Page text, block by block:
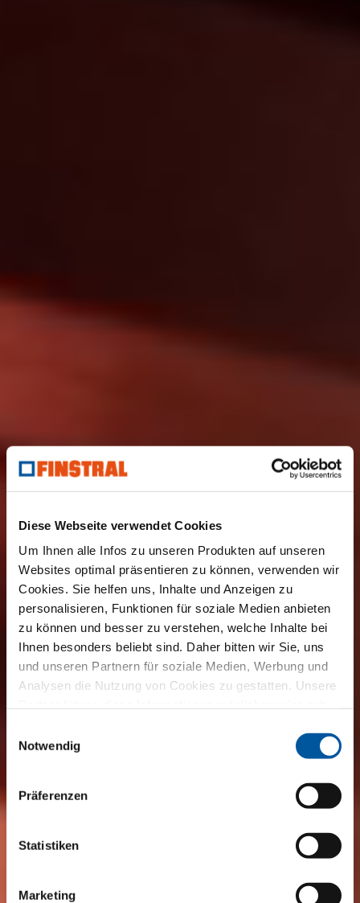
Diese Webseite verwendet Cookies
Um Ihnen alle Infos zu unseren Produkten auf unseren
Websites optimal präsentieren zu können, verwenden wir
Cookies. Sie helfen uns, Inhalte und Anzeigen zu
personalisieren, Funktionen für soziale Medien anbieten
zu können und besser zu verstehen, welche Inhalte bei
Ihnen besonders beliebt sind. Daher bitten wir Sie, uns
und unseren Partnern für soziale Medien, Werbung und
Analysen die Nutzung von Cookies zu gestatten. Unsere
haben oder die sie im Rahmen Ihrer Nutzung der Dienste
Notwendig
Präferenzen
Statistiken
Marketing